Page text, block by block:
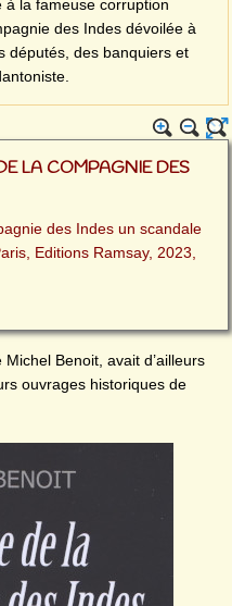
la fameuse corruption
des Indes dévoilée à
députés, des banquiers et
LA COMPAGNIE DES
des Indes un scandale
Editions Ramsay, 2023,
Benoit, avait d’ailleurs
ouvrages historiques de